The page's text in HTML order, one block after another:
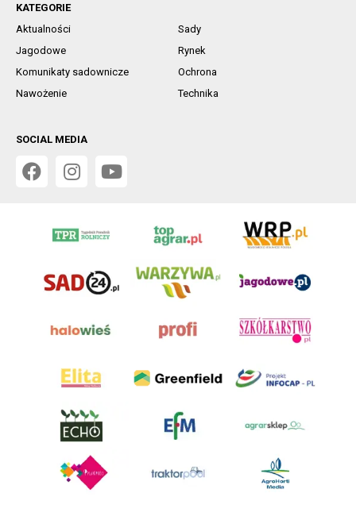
KATEGORIE
Aktualności
Sady
Jagodowe
Rynek
Komunikaty sadownicze
Ochrona
Nawożenie
Technika
SOCIAL MEDIA